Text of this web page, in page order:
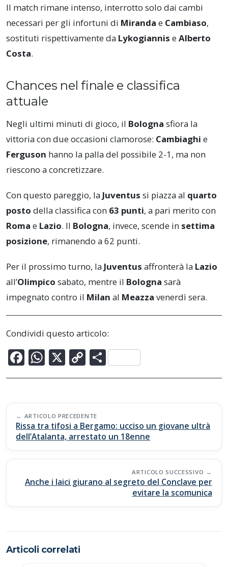
Il match rimane intenso, interrotto solo dai cambi
necessari per gli infortuni di Miranda e Cambiaso,
sostituti rispettivamente da Lykogiannis eAlberto
Costa.
Chances nel finale e classifica
attuale
Negli ultimi minuti di gioco, il Bologna sfiora la
vittoria con due occasioni clamorose: Cambiaghi e
Ferguson hanno la palla del possibile 2-1, ma non
riescono a concretizzare.
Con questo pareggio, la Juventus si piazza al quarto
posto della classifica con 63 punti, a pari merito con
Roma e Lazio. Il Bologna, invece, scende in settima
posizione, rimanendo a 62 punti.
Per il prossimo turno, la Juventus affronterà la Lazio
all’Olimpico sabato, mentre il Bologna sarà
impegnato contro il Milan al Meazza venerdì sera.
Condividi questo articolo:
F
ac
b
o
o
k
W
h
s
A
p
p
X C
o
y
Li
n
k
C
o
di
vi
di
Post
navigation
ARTICOLO PRECEDENTE
Rissa tra tifosi a Bergamo: ucciso un giovane ultrà
dell’Atalanta, arrestato un 18enne
ARTICOLO SUCCESSIVO
Anche i laici giurano al segreto del Conclave per
evitare la scomunica
Articoli correlati